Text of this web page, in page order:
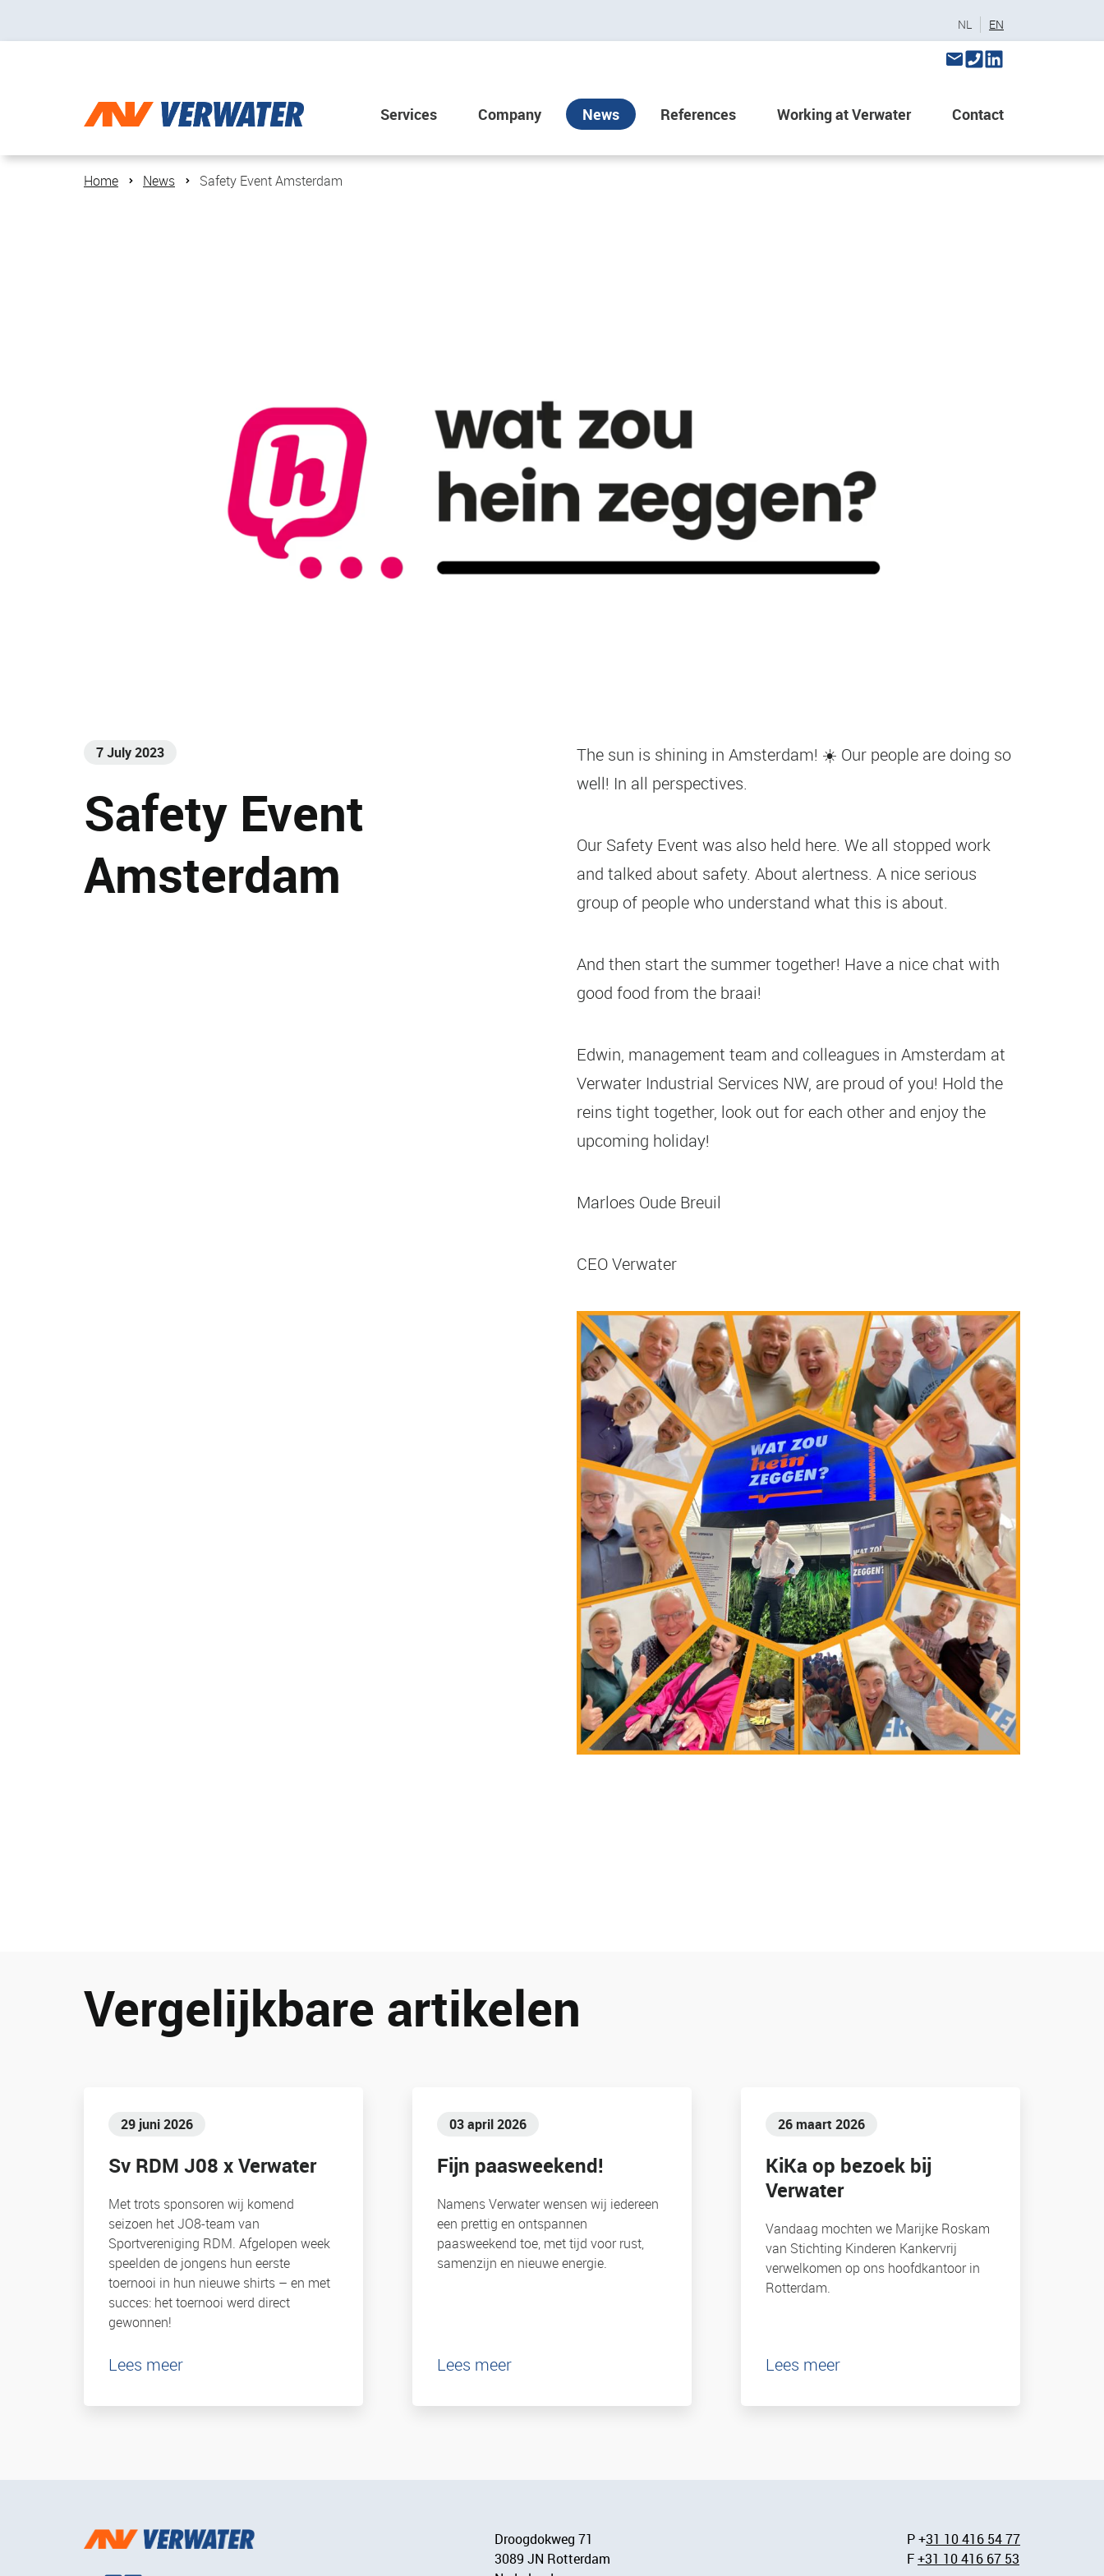
NL EN
Services Company News References Working at Verwater Contact
Home News Safety Event Amsterdam
7 July 2023
Safety Event
Amsterdam
The sun is shining in Amsterdam! ☀️ Our people are doing so
well! In all perspectives.
Our Safety Event was also held here. We all stopped work
and talked about safety. About alertness. A nice serious
group of people who understand what this is about.
And then start the summer together! Have a nice chat with
good food from the braai!
Edwin, management team and colleagues in Amsterdam at
Verwater Industrial Services NW, are proud of you! Hold the
reins tight together, look out for each other and enjoy the
upcoming holiday!
Marloes Oude Breuil
CEO Verwater
Vergelijkbare artikelen
29 juni 2026
Sv RDM J08 x Verwater
Met trots sponsoren wij komend
seizoen het JO8-team van
Sportvereniging RDM. Afgelopen week
speelden de jongens hun eerste
toernooi in hun nieuwe shirts – en met
succes: het toernooi werd direct
gewonnen!
Lees meer
03 april 2026
Fijn paasweekend!
Namens Verwater wensen wij iedereen
een prettig en ontspannen
paasweekend toe, met tijd voor rust,
samenzijn en nieuwe energie.
Lees meer
26 maart 2026
KiKa op bezoek bij
Verwater
Vandaag mochten we Marijke Roskam
van Stichting Kinderen Kankervrij
verwelkomen op ons hoofdkantoor in
Rotterdam.
Lees meer
Droogdokweg 71
3089 JN Rotterdam
P +31 10 416 54 77
F+31 10 416 67 53